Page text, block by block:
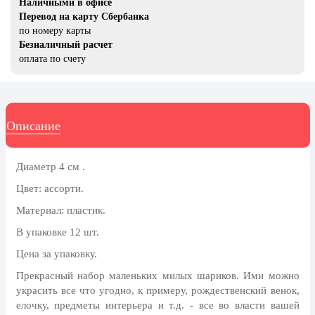
20 декабря, День работника органов
безопасности
Новогоднее оформление
14 февраля, День Святого
Валентина
россиянах...
Масленица
23 февраля, День защитника
Отечества
1 марта, День Бабушек
Наличными в офисе
Перевод на карту Сбербанка
по номеру карты
Безналичный расчет
оплата по счету
Описание
Диаметр 4 см .
Цвет: ассорти.
Материал: пластик.
В упаковке 12 шт.
Цена за упаковку.
Прекрасный набор маленьких милых шариков. Ими можно
украсить все что угодно, к примеру, рождественский венок,
елочку, предметы интерьера и т.д. - все во власти вашей